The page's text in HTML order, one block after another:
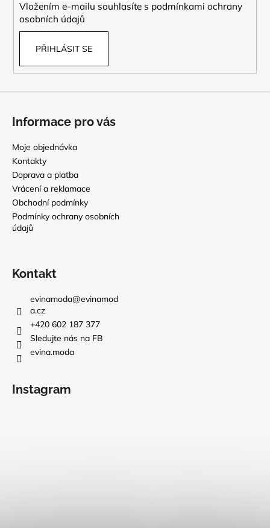
Vložením e-mailu souhlasíte s podmínkami ochrany
osobních údajů
PŘIHLÁSIT SE
Informace pro vás
Moje objednávka
Kontakty
Doprava a platba
Vrácení a reklamace
Obchodní podmínky
Podmínky ochrany osobních
údajů
Kontakt
evinamoda@evinamod
a.cz
+420 602 187 377
Sledujte nás na FB
evina.moda
Instagram